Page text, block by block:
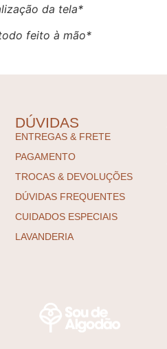
da tela*
feito à mão*
DÚVIDAS
ENTREGAS & FRETE
PAGAMENTO
TROCAS & DEVOLUÇÕES
DÚVIDAS FREQUENTES
CUIDADOS ESPECIAIS
LAVANDERIA